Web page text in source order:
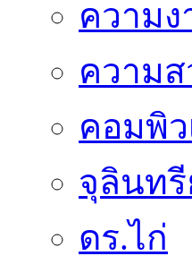
ความง
ความ
คอมพิว
จุลินท
ดร.ไก่